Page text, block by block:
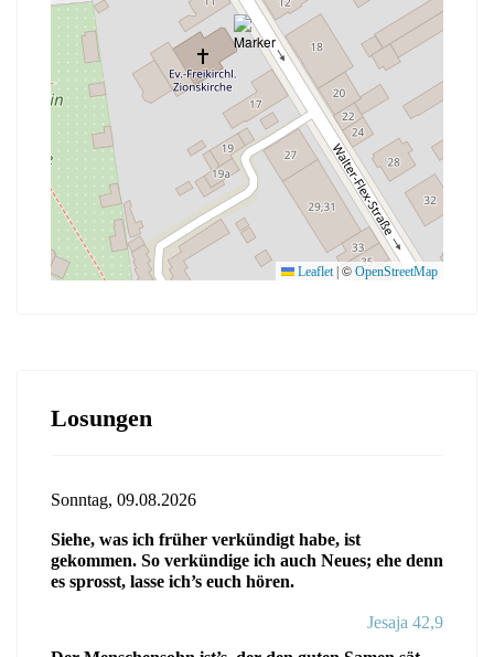
Leaflet © OpenStreetMap
Losungen
Sonntag, 09.08.2026
Siehe, was ich früher verkündigt habe, ist
gekommen. So verkündige ich auch Neues; ehe denn
es sprosst, lasse ich’s euch hören.
Jesaja 42,9